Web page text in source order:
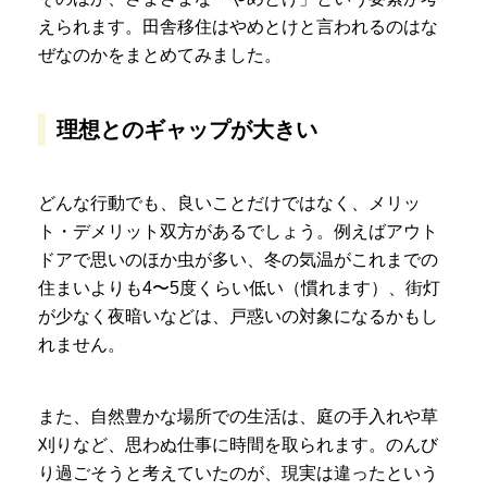
えられます。田舎移住はやめとけと言われるのはな
ぜなのかをまとめてみました。
理想とのギャップが大きい
どんな行動でも、良いことだけではなく、メリッ
ト・デメリット双方があるでしょう。例えばアウト
ドアで思いのほか虫が多い、冬の気温がこれまでの
住まいよりも4〜5度くらい低い（慣れます）、街灯
が少なく夜暗いなどは、戸惑いの対象になるかもし
れません。
また、自然豊かな場所での生活は、庭の手入れや草
刈りなど、思わぬ仕事に時間を取られます。のんび
り過ごそうと考えていたのが、現実は違ったという